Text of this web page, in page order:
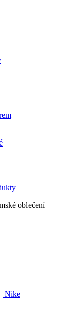
oblečení
Nike